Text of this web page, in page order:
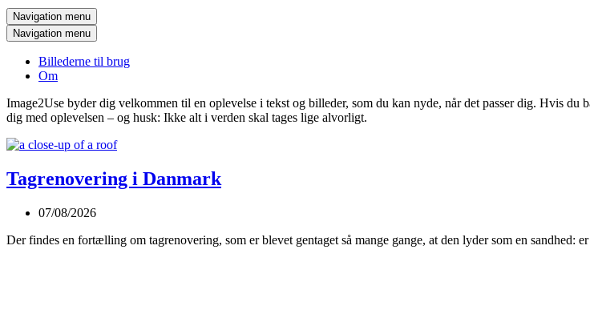
Navigation menu
Navigation menu
Billederne til brug
Om
Image2Use byder dig velkommen til en oplevelse i tekst og billeder, som du kan nyde, når det passer dig. Hvis
dig med oplevelsen – og husk: Ikke alt i verden skal tages lige alvorligt.
Tagrenovering i Danmark
07/08/2026
Der findes en fortælling om tagrenovering, som er blevet gentaget så mange gange, at den lyder som en sandhed: